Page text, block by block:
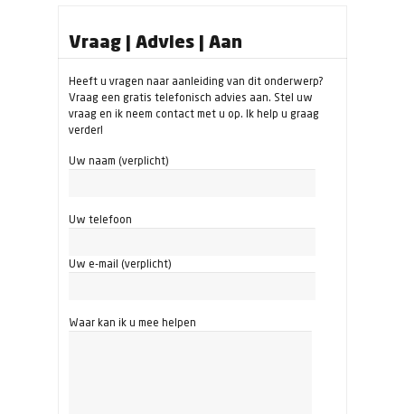
Vraag | Advies | Aan
Heeft u vragen naar aanleiding van dit onderwerp?
Vraag een gratis telefonisch advies aan. Stel uw
vraag en ik neem contact met u op. Ik help u graag
verder!
Uw naam (verplicht)
Uw telefoon
Uw e-mail (verplicht)
Waar kan ik u mee helpen